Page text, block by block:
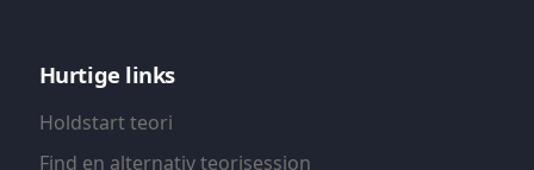
Hurtige links
Holdstart teori
Find en alternativ teorisession